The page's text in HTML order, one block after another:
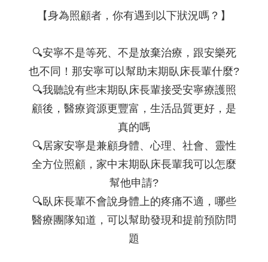
【身為照顧者，你有遇到以下狀況嗎？】
🔍安寧不是等死、不是放棄治療，跟安樂死
也不同！那安寧可以幫助末期臥床長輩什麼?
🔍我聽說有些末期臥床長輩接受安寧療護照
顧後，醫療資源更豐富，生活品質更好，是
真的嗎
🔍居家安寧是兼顧身體、心理、社會、靈性
全方位照顧，家中末期臥床長輩我可以怎麼
幫他申請?
🔍臥床長輩不會說身體上的疼痛不適，哪些
醫療團隊知道，可以幫助發現和提前預防問
題